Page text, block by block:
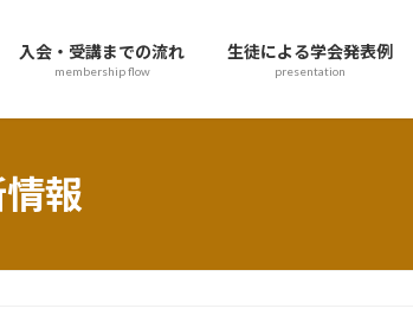
入会・受講までの流れ
membership flow
生徒による学会発表例
presentation
報